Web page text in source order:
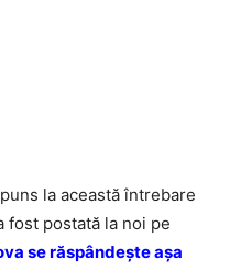
la această întrebare
fost postată la noi pe
se răspândește așa